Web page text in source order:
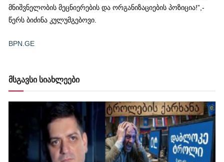
მნიშვნელობის მეცნიერების და ორგანიზაციების პოზიცია!”,-
წერს ბიძინა კულუმგებოვი.
BPN.GE
მსგავსი სიახლეები